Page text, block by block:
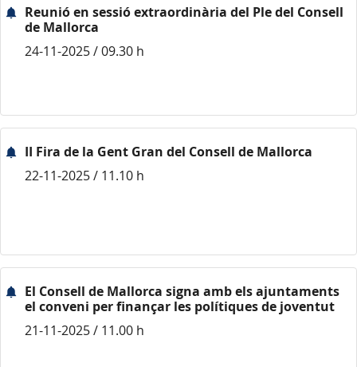
Reunió en sessió extraordinària del Ple del Consell
de Mallorca
24-11-2025 / 09.30 h
II Fira de la Gent Gran del Consell de Mallorca
22-11-2025 / 11.10 h
El Consell de Mallorca signa amb els ajuntaments
el conveni per finançar les polítiques de joventut
21-11-2025 / 11.00 h